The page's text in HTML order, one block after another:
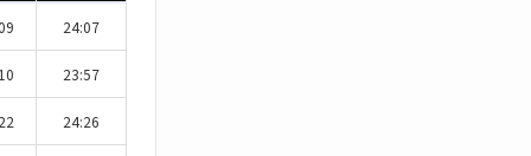
24:07
23:57
24:26